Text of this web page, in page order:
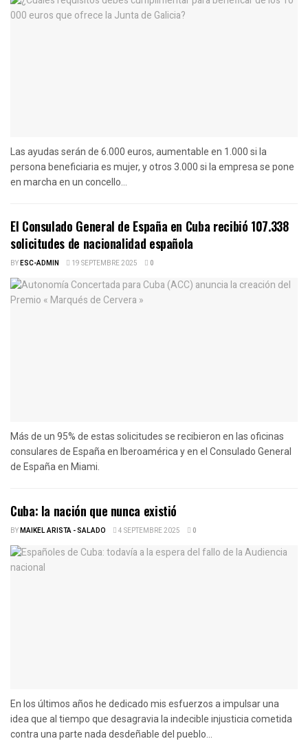
Las ayudas serán de 6.000 euros, aumentable en 1.000 si la
persona beneficiaria es mujer, y otros 3.000 si la empresa se pone
en marcha en un concello...
El Consulado General de España en Cuba recibió 107.338
solicitudes de nacionalidad española
BYESC-ADMIN 19 SEPTEMBRE 2025 0
Más de un 95% de estas solicitudes se recibieron en las oficinas
consulares de España en Iberoamérica y en el Consulado General
de España en Miami.
Cuba: la nación que nunca existió
BYMAIKEL ARISTA - SALADO 4 SEPTEMBRE 2025 0
En los últimos años he dedicado mis esfuerzos a impulsar una
idea que al tiempo que desagravia la indecible injusticia cometida
contra una parte nada desdeñable del pueblo...